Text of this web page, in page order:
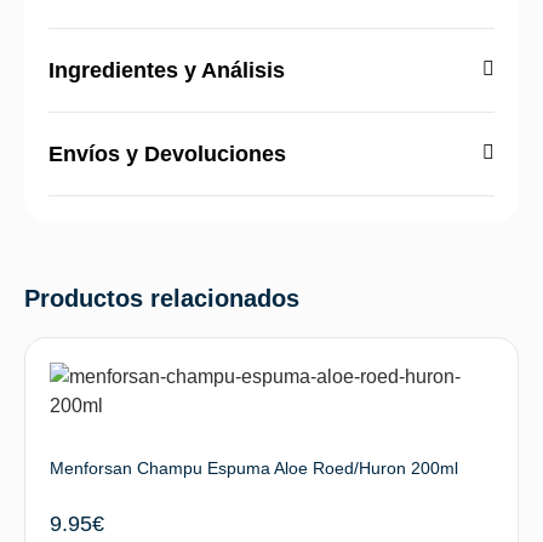
Ingredientes y Análisis
Envíos y Devoluciones
Productos relacionados
Menforsan Champu Espuma Aloe Roed/Huron 200ml
9.95€